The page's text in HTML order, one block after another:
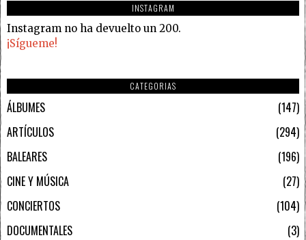
INSTAGRAM
Instagram no ha devuelto un 200.
¡Sígueme!
CATEGORIAS
ÁLBUMES
147
ARTÍCULOS
294
BALEARES
196
CINE Y MÚSICA
27
CONCIERTOS
104
DOCUMENTALES
3